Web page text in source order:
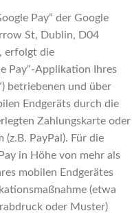
Pay“ der Google
St, Dublin, D04
erfolgt die
Pay“-Applikation Ihres
betriebenen und über
Endgeräts durch die
Zahlungskarte oder
PayPal). Für die
in Höhe von mehr als
mobilen Endgerätes
(etwa
oder Muster)